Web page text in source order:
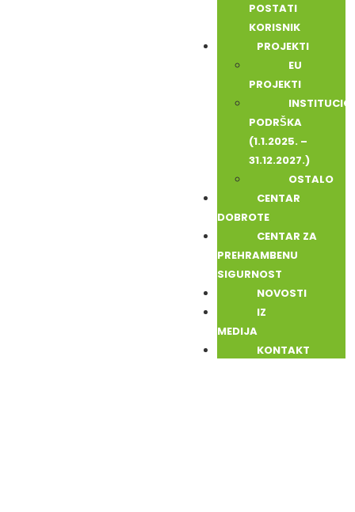
POSTATI
KORISNIK
PROJEKTI
EU
PROJEKTI
PODRŠKA
(1.1.2025. –
31.12.2027.)
OSTALO
CENTAR
DOBROTE
CENTAR ZA
PREHRAMBENU
SIGURNOST
NOVOSTI
IZ
MEDIJA
KONTAKT